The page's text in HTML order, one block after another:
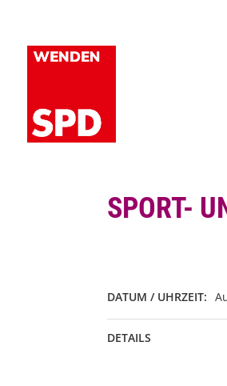
SPORT-
DATUM / UHRZEIT:
DETAILS